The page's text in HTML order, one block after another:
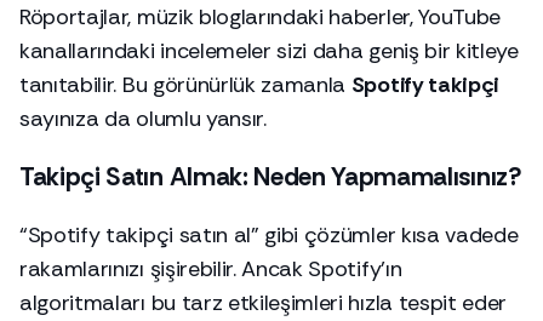
Röportajlar, müzik bloglarındaki haberler, YouTube
kanallarındaki incelemeler sizi daha geniş bir kitleye
tanıtabilir. Bu görünürlük zamanla Spotify takipçi
sayınıza da olumlu yansır.
Takipçi Satın Almak: Neden Yapmamalısınız?
“Spotify takipçi satın al” gibi çözümler kısa vadede
rakamlarınızı şişirebilir. Ancak Spotify’ın
algoritmaları bu tarz etkileşimleri hızla tespit eder